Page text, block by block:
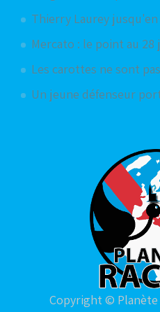
Thierry Laurey jusqu'en
Mercato : le point au 28
Les carottes ne sont
Un jeune défenseur
Copyright © Planète